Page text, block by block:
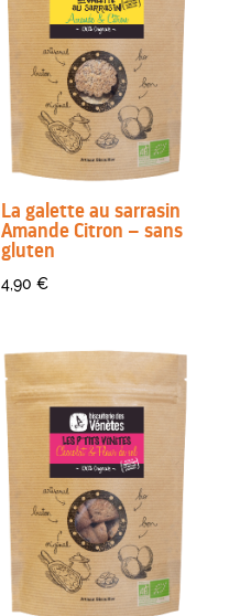
La galette au sarrasin
Amande Citron – sans
gluten
4,90€